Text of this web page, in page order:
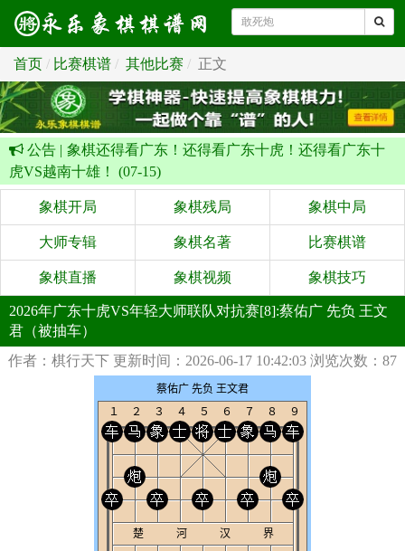
首页 比赛棋谱 其他比赛 正文
公告 | 象棋还得看广东！还得看广东十虎！还得看广东十
虎VS越南十雄！ (07-15)
象棋开局 象棋残局 象棋中局
大师专辑 象棋名著 比赛棋谱
象棋直播 象棋视频 象棋技巧
2026年广东十虎VS年轻大师联队对抗赛[8]:蔡佑广 先负 王文
君（被抽车）
作者：棋行天下 更新时间：2026-06-17 10:42:03 浏览次数：87